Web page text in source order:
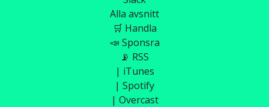
Alla avsnitt
🛒 Handla
📣 Sponsra
📡 RSS
| iTunes
| Spotify
| Overcast